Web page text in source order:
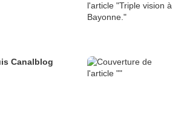
Article publié depuis Canalblog